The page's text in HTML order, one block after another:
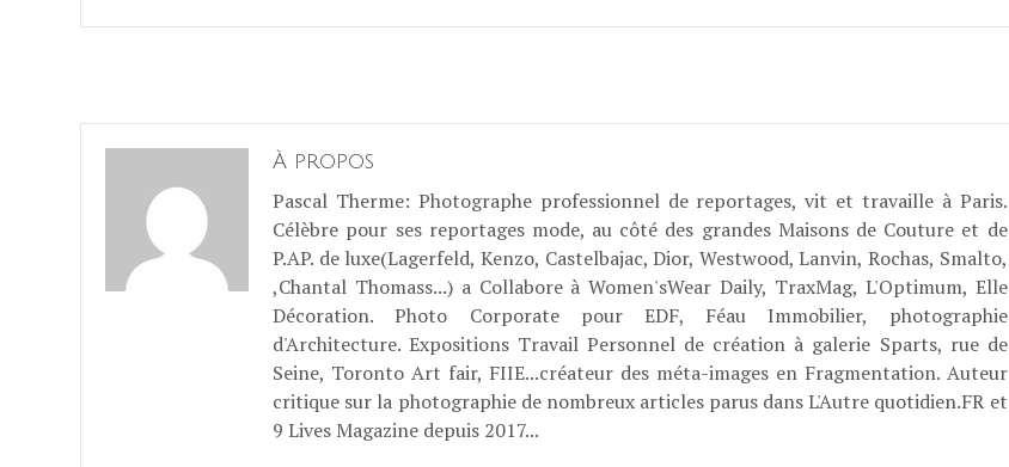
À propos
Pascal Therme: Photographe professionnel de reportages, vit et travaille à Paris.
Célèbre pour ses reportages mode, au côté des grandes Maisons de Couture et de
P.AP. de luxe(Lagerfeld, Kenzo, Castelbajac, Dior, Westwood, Lanvin, Rochas, Smalto,
,Chantal Thomass...) a Collabore à Women'sWear Daily, TraxMag, L'Optimum, Elle
Décoration. Photo Corporate pour EDF, Féau Immobilier, photographie
d'Architecture. Expositions Travail Personnel de création à galerie Sparts, rue de
Seine, Toronto Art fair, FIIE...créateur des méta-images en Fragmentation. Auteur
critique sur la photographie de nombreux articles parus dans L'Autre quotidien.FR et
9 Lives Magazine depuis 2017...